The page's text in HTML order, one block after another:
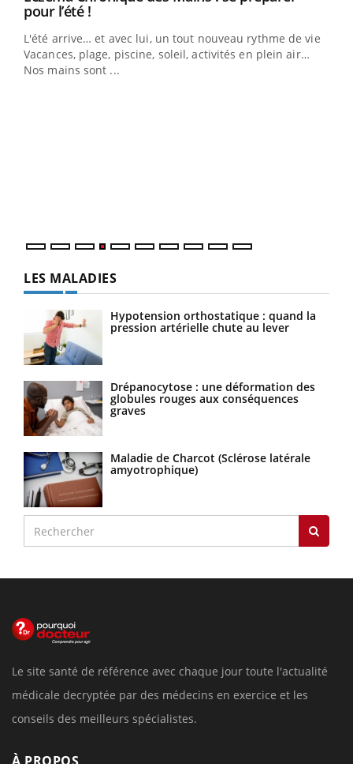
pour l’été !Youtube
L'été arrive… et avec lui, un tout nouveau rythme de vie !
Vacances, plage, piscine, soleil, activités en plein air…
Nos mains sont ...
LES MALADIES
Hypotension orthostatique : quand la
pression artérielle chute au lever
Drépanocytose : une déformation des
globules rouges aux conséquences
graves
Maladie de Charcot (Sclérose latérale
amyotrophique)
Le site santé de référence avec chaque jour toute l'actualité
médicale decryptée par des médecins en exercice et les
conseils des meilleurs spécialistes.